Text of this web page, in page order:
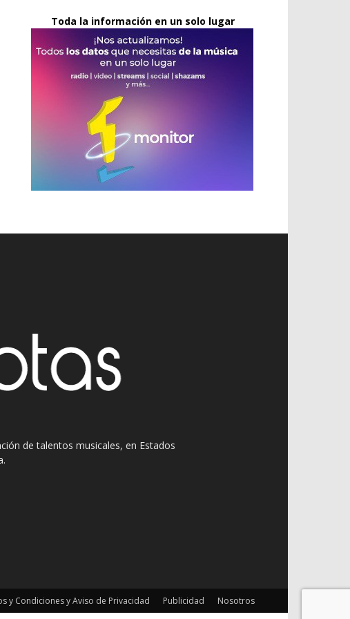
Toda la información en un solo lugar
de talentos musicales, en Estados
y Condiciones y Aviso de Privacidad Publicidad Nosotros